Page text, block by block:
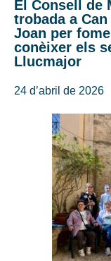
El Consell de
trobada a
Joan per
conèixer els
Llucmajor
24 d’abril de 2026